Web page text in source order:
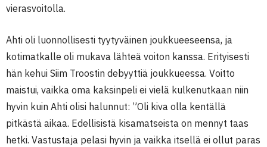
vierasvoitolla.
Ahti oli luonnollisesti tyytyväinen joukkueeseensa, ja
kotimatkalle oli mukava lähteä voiton kanssa. Erityisesti
hän kehui Siim Troostin debyyttiä joukkueessa. Voitto
maistui, vaikka oma kaksinpeli ei vielä kulkenutkaan niin
hyvin kuin Ahti olisi halunnut: ”Oli kiva olla kentällä
pitkästä aikaa. Edellisistä kisamatseista on mennyt taas
hetki. Vastustaja pelasi hyvin ja vaikka itsellä ei ollut paras